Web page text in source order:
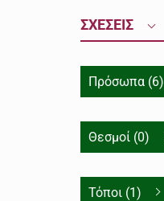
ΣΧΕΣΕΙΣ
Πρόσωπα (6)
Θεσμοί (0)
Τόποι (1)